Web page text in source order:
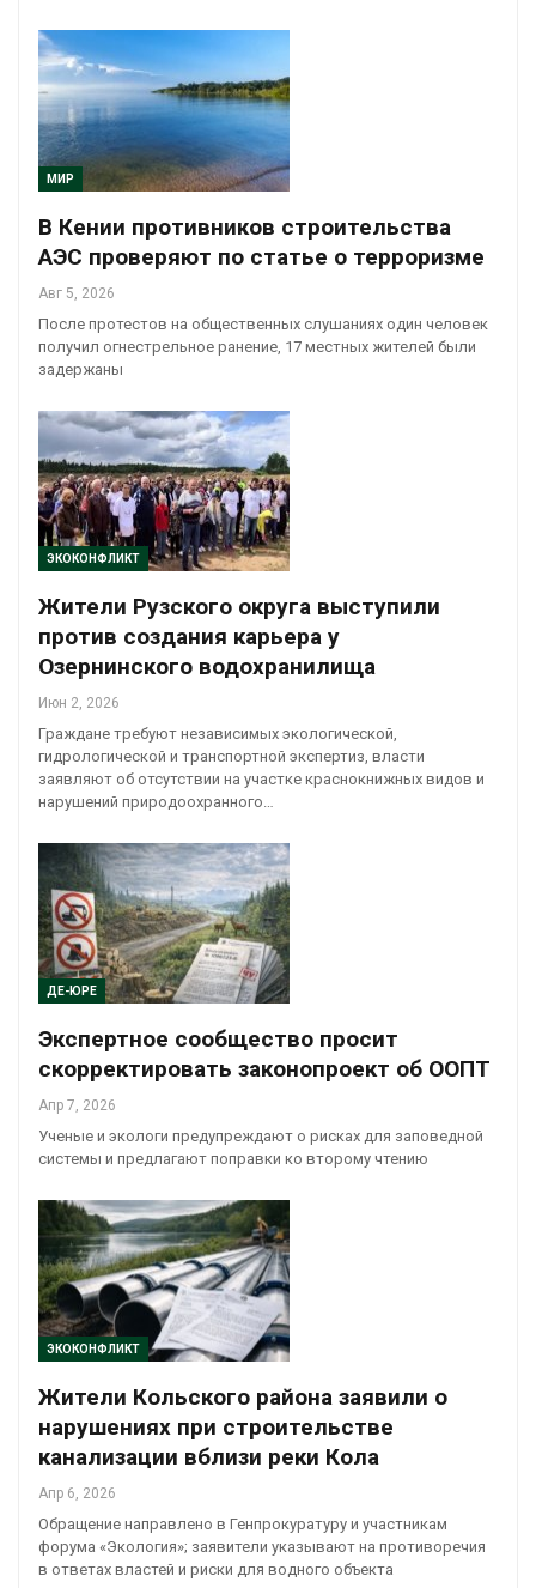
МИР
В Кении противников строительства
АЭС проверяют по статье о терроризме
Авг 5, 2026
После протестов на общественных слушаниях один человек
получил огнестрельное ранение, 17 местных жителей были
задержаны
ЭКОКОНФЛИКТ
Жители Рузского округа выступили
против создания карьера у
Озернинского водохранилища
Июн 2, 2026
Граждане требуют независимых экологической,
гидрологической и транспортной экспертиз, власти
заявляют об отсутствии на участке краснокнижных видов и
нарушений природоохранного…
ДЕ-ЮРЕ
Экспертное сообщество просит
скорректировать законопроект об ООПТ
Апр 7, 2026
Ученые и экологи предупреждают о рисках для заповедной
системы и предлагают поправки ко второму чтению
ЭКОКОНФЛИКТ
Жители Кольского района заявили о
нарушениях при строительстве
канализации вблизи реки Кола
Апр 6, 2026
Обращение направлено в Генпрокуратуру и участникам
форума «Экология»; заявители указывают на противоречия
в ответах властей и риски для водного объекта